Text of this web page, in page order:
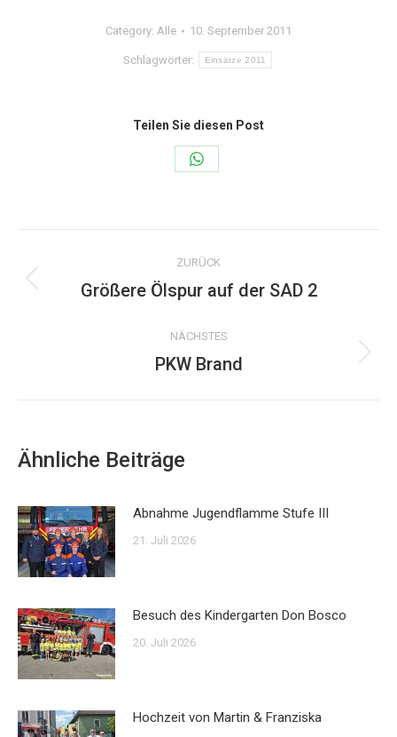
Category: Alle 10. September 2011
Schlagwörter: Einsätze 2011
Teilen Sie diesen Post
Share
WhatsApp
Kommentarnavigation
ZURÜCK
Vorheriger
Größere Ölspur auf der SAD 2
NÄCHSTES
Nächster
PKW Brand
Ähnliche Beiträge
Abnahme Jugendflamme Stufe III
21. Juli 2026
Besuch des Kindergarten Don Bosco
20. Juli 2026
Hochzeit von Martin & Franziska